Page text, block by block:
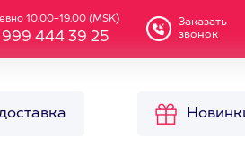
10.00-19.00 (MSK)
999 444 39 25
Заказать
звонок